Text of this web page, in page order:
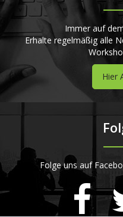
Immer auf
Erhalte regelmäßig alle
Hier
Folge uns auf